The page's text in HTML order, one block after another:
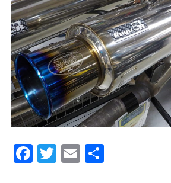
Facebook
Twitter
EmailShare